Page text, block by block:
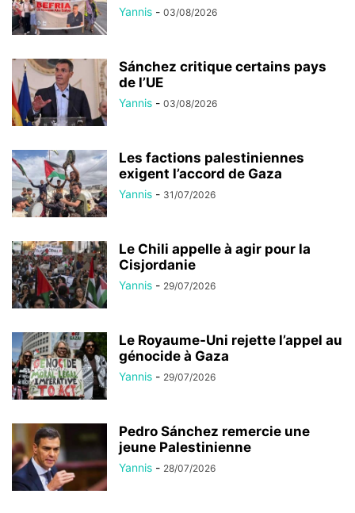
Yannis - 03/08/2026
Sánchez critique certains pays
de l’UE
Yannis - 03/08/2026
Les factions palestiniennes
exigent l’accord de Gaza
Yannis - 31/07/2026
Le Chili appelle à agir pour la
Cisjordanie
Yannis - 29/07/2026
Le Royaume-Uni rejette l’appel au
génocide à Gaza
Yannis - 29/07/2026
Pedro Sánchez remercie une
jeune Palestinienne
Yannis - 28/07/2026